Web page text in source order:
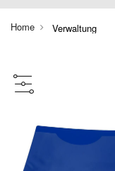
Home Verwaltung